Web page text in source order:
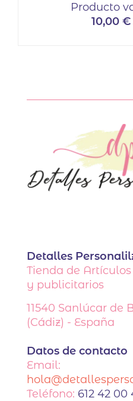
Producto
10,00 €
Detalles
Tienda de
y publicitarios
11540 Sanlúcar de
(Cádiz) - España
Datos de contacto
Email:
Teléfono: 612 42 00